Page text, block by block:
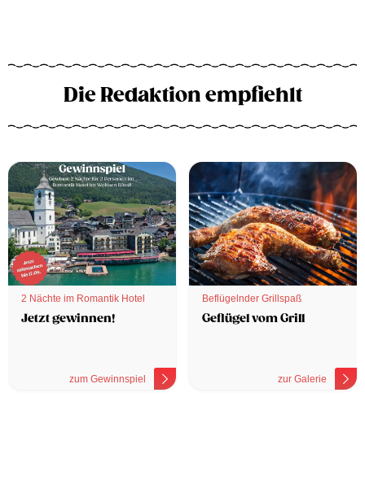
Die Redaktion empfiehlt
2 Nächte im Romantik Hotel
Jetzt gewinnen!
zum Gewinnspiel
Beflügelnder Grillspaß
Geflügel vom Grill
zur Galerie